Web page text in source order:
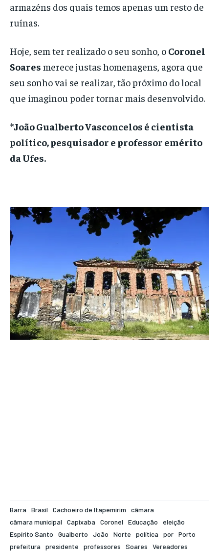
armazéns dos quais temos apenas um resto de
ruínas.
Hoje, sem ter realizado o seu sonho, o Coronel
Soares merece justas homenagens, agora que
seu sonho vai se realizar, tão próximo do local
que imaginou poder tornar mais desenvolvido.
*João Gualberto Vasconcelos é cientista
político, pesquisador e professor emérito
da Ufes.
Barra Brasil Cachoeiro de Itapemirim
câmara
câmara municipal
Capixaba Coronel Educação
eleição
Espírito Santo
Gualberto João Norte política por Porto
prefeitura
presidente professores Soares
Vereadores